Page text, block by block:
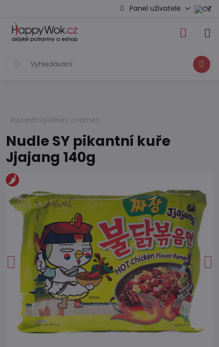
Panel uživatele
Hledat
Instantní polévky a ramen
Nudle SY pikantní kuře
Jjajang 140g